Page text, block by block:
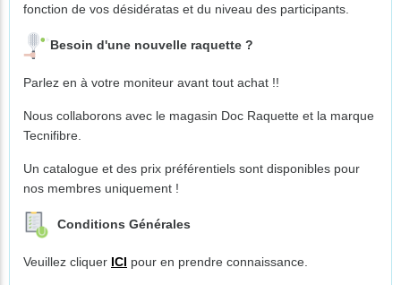
fonction de vos désidératas et du niveau des participants.
Besoin d'une nouvelle raquette ?
Parlez en à votre moniteur avant tout achat !!
Nous collaborons avec le magasin Doc Raquette et la marque
Tecnifibre.
Un catalogue et des prix préférentiels sont disponibles pour
nos membres uniquement !
Conditions Générales
Veuillez cliquer ICI pour en prendre connaissance.